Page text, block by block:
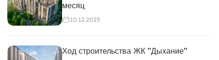
месяц
10.12.2025
Ход строительства ЖК "Дыхание"